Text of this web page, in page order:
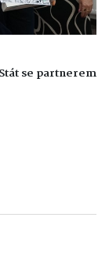
Stát se partnerem